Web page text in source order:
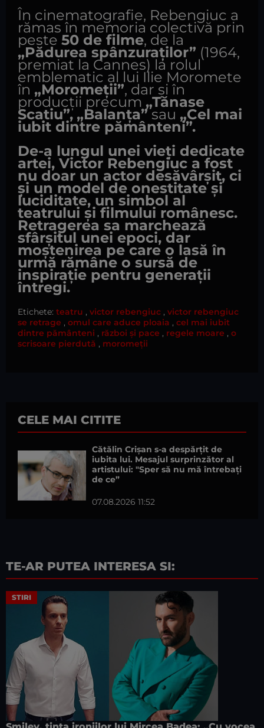
În cinematografie, Rebengiuc a
rămas în memoria colectivă prin
peste 50 de filme, de la
„Pădurea spânzuraților” (1964,
premiat la Cannes) la rolul
emblematic al lui Ilie Moromete
în „Moromeții”, dar și în
producții precum „Tănase
Scatiu”, „Balanța”sau „Cel mai
iubit dintre pământeni”.
De-a lungul unei vieți dedicate
artei, Victor Rebengiuc a fost
nu doar un actor desăvârșit, ci
și un model de onestitate și
luciditate, un simbol al
teatrului și filmului românesc.
Retragerea sa marchează
sfârșitul unei epoci, dar
moștenirea pe care o lasă în
urmă rămâne o sursă de
inspirație pentru generații
întregi.
Etichete: teatru , victor rebengiuc , victor rebengiuc
se retrage , omul care aduce ploaia , cel mai iubit
dintre pământeni , război și pace , regele moare , o
scrisoare pierdută , moromeții
CELE MAI CITITE
Cătălin Crișan s-a despărțit de
iubita lui. Mesajul surprinzător al
artistului: "Sper să nu mă întrebați
de ce”
07.08.2026 11:52
TE-AR PUTEA INTERESA SI:
STIRI